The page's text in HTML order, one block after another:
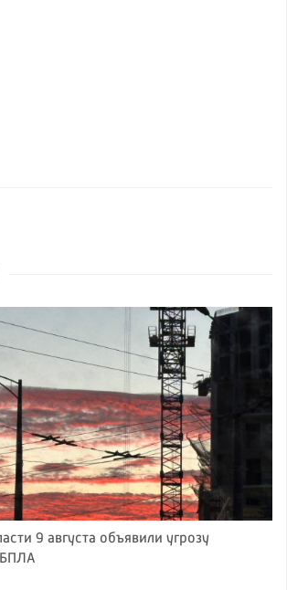
9 августа объявили угрозу
БПЛА